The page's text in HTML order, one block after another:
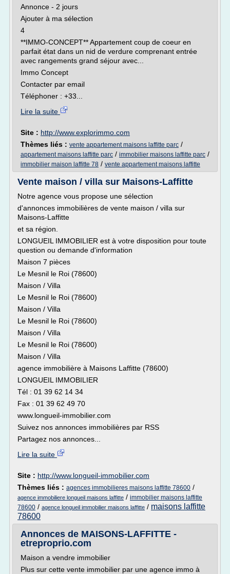
Annonce - 2 jours
Ajouter à ma sélection
4
**IMMO-CONCEPT** Appartement coup de coeur en
parfait état dans un nid de verdure comprenant entrée
avec rangements grand séjour avec...
Immo Concept
Contacter par email
Téléphoner : +33...
Lire la suite
Site : http://www.explorimmo.com
Thèmes liés : vente appartement maisons laffitte parc /
appartement maisons laffitte parc / immobilier maisons laffitte parc /
immobilier maison laffitte 78 / vente appartement maisons laffitte
Vente maison / villa sur Maisons-Laffitte
Notre agence vous propose une sélection
d'annonces immobilières de vente maison / villa sur
Maisons-Laffitte
et sa région.
LONGUEIL IMMOBILIER est à votre disposition pour toute
question ou demande d'information
Maison 7 pièces
Le Mesnil le Roi (78600)
Maison / Villa
Le Mesnil le Roi (78600)
Maison / Villa
Le Mesnil le Roi (78600)
Maison / Villa
Le Mesnil le Roi (78600)
Maison / Villa
agence immobilière à Maisons Laffitte (78600)
LONGUEIL IMMOBILIER
Tél : 01 39 62 14 34
Fax : 01 39 62 49 70
www.longueil-immobilier.com
Suivez nos annonces immobilières par RSS
Partagez nos annonces...
Lire la suite
Site : http://www.longueil-immobilier.com
Thèmes liés : agences immobilieres maisons laffitte 78600 /
agence immobiliere longueil maisons laffitte / immobilier maisons laffitte
78600 / agence longueil immobilier maisons laffitte / maisons laffitte
78600
Annonces de MAISONS-LAFFITTE -
etreproprio.com
Maison a vendre immobilier
Plus sur cette vente immobilier par une agence immo à